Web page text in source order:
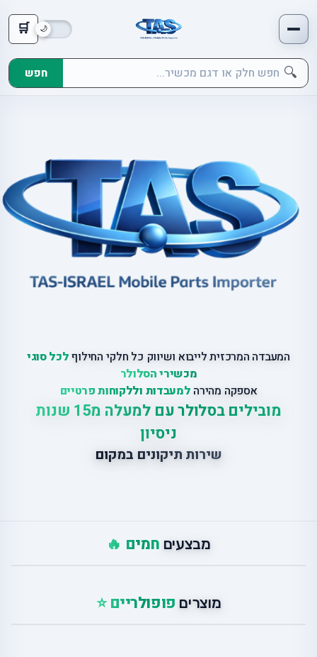
🛒
🔍 חפש
המעבדה המרכזית לייבוא ושיווק כל חלקי החילוףלכל סוגי
מכשירי הסלולר
אספקה מהירה למעבדות וללקוחות פרטיים
מובילים בסלולר עם למעלה מ15 שנות
ניסיון
שירות תיקונים במקום
מבצעים חמים 🔥
מוצרים פופולריים ⭐